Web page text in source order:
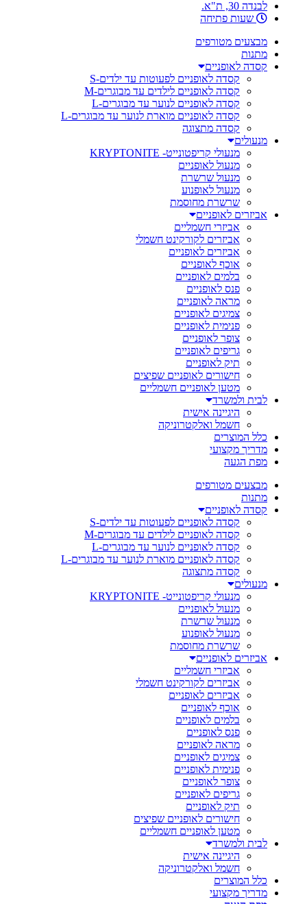
לבנדה 30, ת"א.
שעות פתיחה
מבצעים מטורפים
מתנות
קסדה לאופניים
קסדה לאופניים לפעוטות עד ילדים-S
קסדה לאופניים לילדים עד מבוגרים-M
קסדה לאופניים לנוער עד מבוגרים-L
קסדה לאופניים מוארת לנוער עד מבוגרים-L
קסדה מתצוגה
מנעולים
מנעולי קריפטונייט- KRYPTONITE
מנעול לאופניים
מנעול שרשרת
מנעול לאופנוע
שרשרת מחוסמת
אביזרים לאופניים
אביזרי חשמליים
אביזרים לקורקינט חשמלי
אביזרים לאופניים
אוכף לאופניים
בלמים לאופניים
פנס לאופניים
מראה לאופניים
צמיגים לאופניים
פנימית לאופניים
צופר לאופניים
גריפים לאופניים
תיק לאופניים
חישורים לאופניים שפיצים
מטען לאופניים חשמליים
לבית ולמשרד
היגיינה אישית
חשמל ואלקטרוניקה
כלל המוצרים
מדריך מקצועי
מפת הגעה
מבצעים מטורפים
מתנות
קסדה לאופניים
קסדה לאופניים לפעוטות עד ילדים-S
קסדה לאופניים לילדים עד מבוגרים-M
קסדה לאופניים לנוער עד מבוגרים-L
קסדה לאופניים מוארת לנוער עד מבוגרים-L
קסדה מתצוגה
מנעולים
מנעולי קריפטונייט- KRYPTONITE
מנעול לאופניים
מנעול שרשרת
מנעול לאופנוע
שרשרת מחוסמת
אביזרים לאופניים
אביזרי חשמליים
אביזרים לקורקינט חשמלי
אביזרים לאופניים
אוכף לאופניים
בלמים לאופניים
פנס לאופניים
מראה לאופניים
צמיגים לאופניים
פנימית לאופניים
צופר לאופניים
גריפים לאופניים
תיק לאופניים
חישורים לאופניים שפיצים
מטען לאופניים חשמליים
לבית ולמשרד
היגיינה אישית
חשמל ואלקטרוניקה
כלל המוצרים
מדריך מקצועי